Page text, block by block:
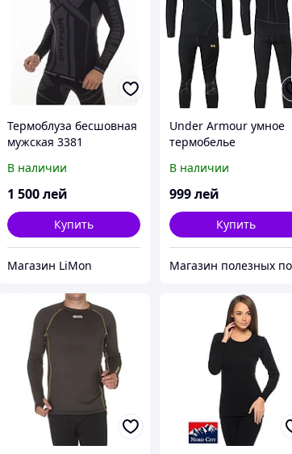
Термоблуза бесшовная
мужская 3381
В наличии
1 500лей
Купить
Магазин LiMon
Under Armour умное
термобелье
В наличии
999лей
Купить